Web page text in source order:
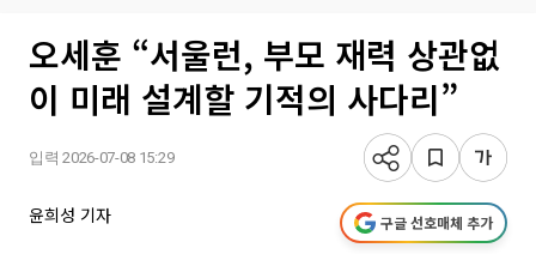
오세훈 “서울런, 부모 재력 상관없
이 미래 설계할 기적의 사다리”
입력 2026-07-08 15:29
윤희성 기자 구글 선호매체 추가